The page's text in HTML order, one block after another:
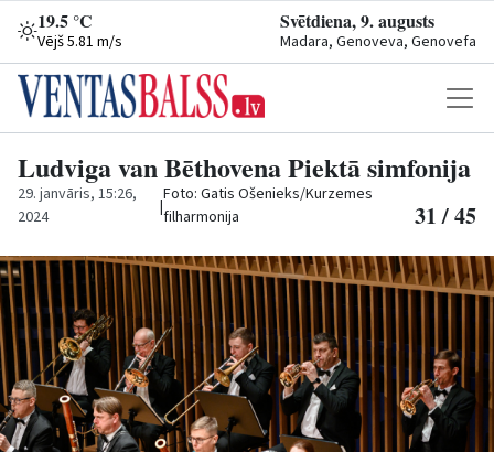
19.5 °C
Vējš 5.81 m/s
Svētdiena, 9. augusts
Madara, Genoveva, Genovefa
Ludviga van Bēthovena Piektā simfonija
29. janvāris, 15:26,
2024
|
Foto: Gatis Ošenieks/Kurzemes
filharmonija
31 / 45